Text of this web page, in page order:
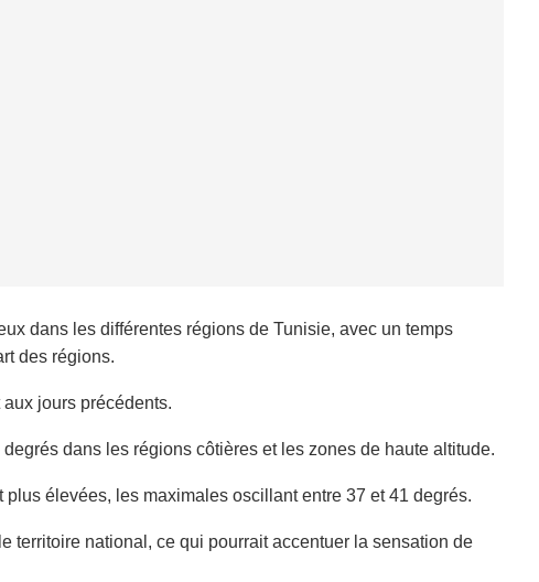
dans les différentes régions de Tunisie, avec un temps
des régions.
jours précédents.
dans les régions côtières et les zones de haute altitude.
élevées, les maximales oscillant entre 37 et 41 degrés.
territoire national, ce qui pourrait accentuer la sensation de